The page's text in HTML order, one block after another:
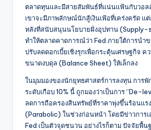
ตลาดทุนและมีสายสัมพันธ์ที่แน่นแฟ้นกับวอล
เขาจะมีภาพลักษณ์นักสู้เงินเฟ้อที่เคร่งครัด แ
หลังที่สนับสนุนนโยบายฝั่งอุปทาน (Supply-
ทำให้ตลาดคาดการณ์ว่า Fed ภายใต้การนำ
ปรับลดดอกเบี้ยเชิงรุกเพื่อกระตุ้นเศรษฐกิจ ค
ขนาดงบดุล (Balance Sheet) ให้เล็กลง
ในมุมมองของนักยุทธศาสตร์การลงทุน การ
ระดับเกือบ 10% นี้ ถูกมองว่าเป็นการ “De-
ลดการถือครองสินทรัพย์ที่ราคาพุ่งขึ้นร้อนแร
(Parabolic) ในช่วงก่อนหน้า โดยมีข่าวการ
Fed เป็นตัวจุดชนวน อย่างไรก็ตาม ปัจจัยพื้น